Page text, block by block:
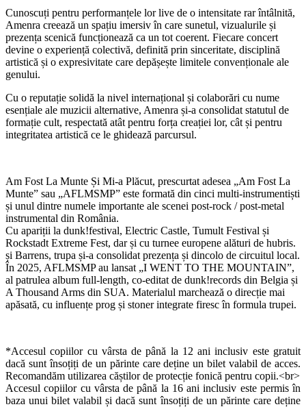
Cunoscuți pentru performanțele lor live de o intensitate rar întâlnită,
Amenra creează un spațiu imersiv în care sunetul, vizualurile și
prezența scenică funcționează ca un tot coerent. Fiecare concert
devine o experiență colectivă, definită prin sinceritate, disciplină
artistică și o expresivitate care depășește limitele convenționale ale
genului.
Cu o reputație solidă la nivel internațional și colaborări cu nume
esențiale ale muzicii alternative, Amenra și-a consolidat statutul de
formație cult, respectată atât pentru forța creației lor, cât și pentru
integritatea artistică ce le ghidează parcursul.
Am Fost La Munte Și Mi-a Plăcut, prescurtat adesea „Am Fost La
Munte” sau „AFLMSMP” este formată din cinci multi-instrumentiști
și unul dintre numele importante ale scenei post-rock / post-metal
instrumental din România.
Cu apariții la dunk!festival, Electric Castle, Tumult Festival și
Rockstadt Extreme Fest, dar și cu turnee europene alături de hubris.
și Barrens, trupa și-a consolidat prezența și dincolo de circuitul local.
În 2025, AFLMSMP au lansat „I WENT TO THE MOUNTAIN”,
al patrulea album full-length, co-editat de dunk!records din Belgia și
A Thousand Arms din SUA. Materialul marchează o direcție mai
apăsată, cu influențe prog și stoner integrate firesc în formula trupei.
*Accesul copiilor cu vârsta de până la 12 ani inclusiv este gratuit
dacă sunt însoțiți de un părinte care deține un bilet valabil de acces.
Recomandăm utilizarea căștilor de protecție fonică pentru copii.<br>
Accesul copiilor cu vârsta de până la 16 ani inclusiv este permis în
baza unui bilet valabil și dacă sunt însoțiți de un părinte care deține